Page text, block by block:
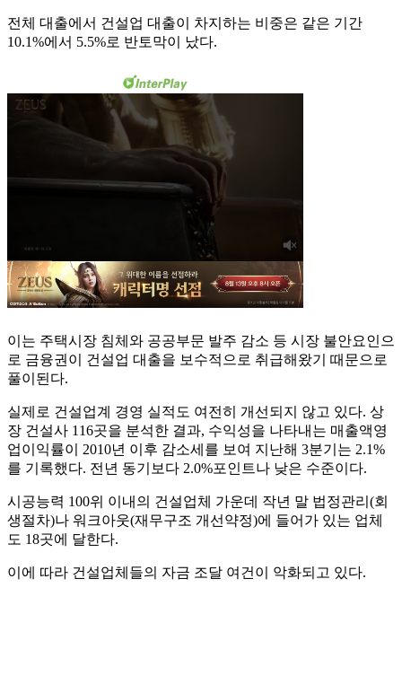
전체 대출에서 건설업 대출이 차지하는 비중은 같은 기간
10.1%에서 5.5%로 반토막이 났다.
이는 주택시장 침체와 공공부문 발주 감소 등 시장 불안요인으
로 금융권이 건설업 대출을 보수적으로 취급해왔기 때문으로
풀이된다.
실제로 건설업계 경영 실적도 여전히 개선되지 않고 있다. 상
장 건설사 116곳을 분석한 결과, 수익성을 나타내는 매출액영
업이익률이 2010년 이후 감소세를 보여 지난해 3분기는 2.1%
를 기록했다. 전년 동기보다 2.0%포인트나 낮은 수준이다.
시공능력 100위 이내의 건설업체 가운데 작년 말 법정관리(회
생절차)나 워크아웃(재무구조 개선약정)에 들어가 있는 업체
도 18곳에 달한다.
이에 따라 건설업체들의 자금 조달 여건이 악화되고 있다.